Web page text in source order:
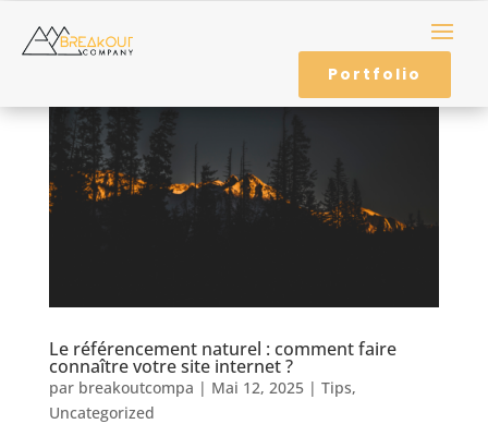
Portfolio
Le référencement naturel : comment faire
connaître votre site internet ?
par breakoutcompa | Mai 12, 2025| Tips,
Uncategorized